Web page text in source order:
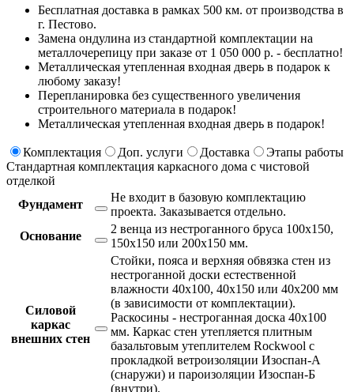
Бесплатная доставка в рамках 500 км. от производства в
г. Пестово.
Замена ондулина из стандартной комплектации на
металлочерепицу при заказе от 1 050 000 р. - бесплатно!
Металлическая утепленная входная дверь в подарок к
любому заказу!
Перепланировка без существенного увеличения
строительного материала в подарок!
Металлическая утепленная входная дверь в подарок!
Комплектация Доп. услуги Доставка
Этапы работы
Стандартная комплектация каркасного дома с чистовой
отделкой
Фундамент
Не входит в базовую комплектацию
проекта. Заказывается отдельно.
Основание
2 венца из нестроганного бруса 100х150,
150х150 или 200х150 мм.
Силовой
каркас
внешних стен
Стойки, пояса и верхняя обвязка стен из
нестроганной доски естественной
влажности 40х100, 40х150 или 40х200 мм
(в зависимости от комплектации).
Раскосины - нестроганная доска 40х100
мм. Каркас стен утепляется плитным
базальтовым утеплителем Rockwool с
прокладкой ветроизоляции Изоспан-А
(снаружи) и пароизоляции Изоспан-Б
(внутри).